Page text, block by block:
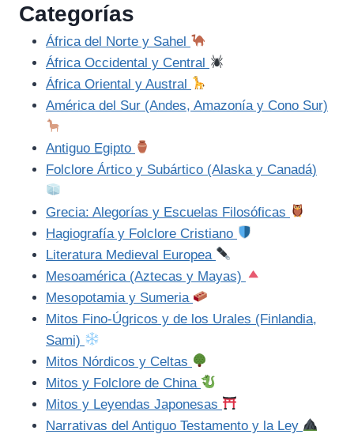
Categorías
África del Norte y Sahel
África Occidental y Central
África Oriental y Austral
América del Sur (Andes, Amazonía y Cono Sur)
Antiguo Egipto
Folclore Ártico y Subártico (Alaska y Canadá)
Grecia: Alegorías y Escuelas Filosóficas
Hagiografía y Folclore Cristiano
Literatura Medieval Europea
Mesoamérica (Aztecas y Mayas)
Mesopotamia y Sumeria
Mitos Fino-Úgricos y de los Urales (Finlandia,
Sami)
Mitos Nórdicos y Celtas
Mitos y Folclore de China
Mitos y Leyendas Japonesas
Narrativas del Antiguo Testamento y la Ley